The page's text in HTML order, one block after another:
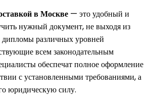
в Москве — это удобный и
нужный документ, не выходя из
различных уровней
всем законодательным
обеспечат полное оформление
с установленными требованиями, а
юридическую силу.